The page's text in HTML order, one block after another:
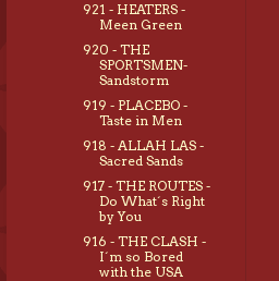
921 - HEATERS -
Meen Green
920 - THE
SPORTSMEN-
Sandstorm
919 - PLACEBO -
Taste in Men
918 - ALLAH LAS -
Sacred Sands
917 - THE ROUTES -
Do What´s Right
by You
916 - THE CLASH -
I´m so Bored
with the USA